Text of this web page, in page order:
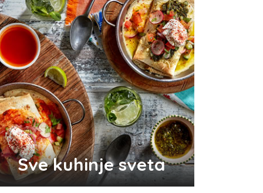
5 načina kako da pobedite
stres
Zašto odlažemo bitne stvari i
kako da prestanemo?
Odlični saveti za brže začeće
bebe
Audio i video konektori - šta
su i koje vrste postoje
Sve kuhinje sveta